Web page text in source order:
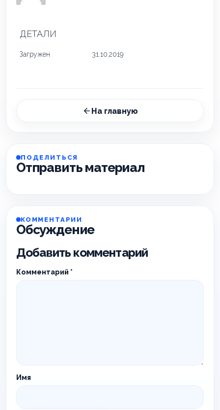
ДЕТАЛИ
Загружен 31.10.2019
На главную
ПОДЕЛИТЬСЯ
Отправить материал
КОММЕНТАРИИ
Обсуждение
Добавить комментарий
Комментарий *
Имя